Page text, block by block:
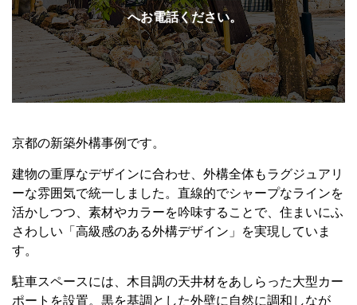
へお電話ください。
京都の新築外構事例です。
建物の重厚なデザインに合わせ、外構全体もラグジュアリ
ーな雰囲気で統一しました。直線的でシャープなラインを
活かしつつ、素材やカラーを吟味することで、住まいにふ
さわしい「高級感のある外構デザイン」を実現していま
す。
駐車スペースには、木目調の天井材をあしらった大型カー
ポートを設置。黒を基調とした外壁に自然に調和しなが